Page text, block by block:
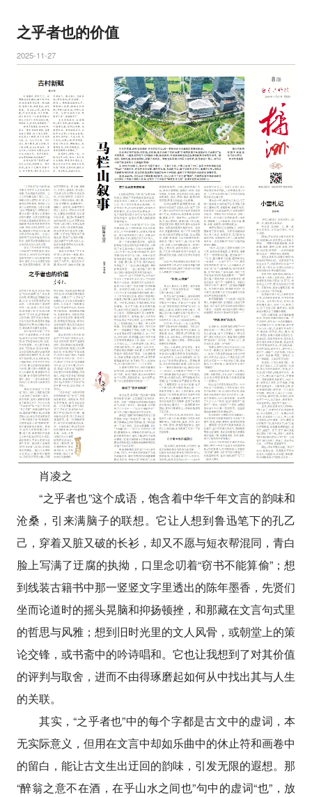
之乎者也的价值
2025-11-27
肖凌之
“之乎者也”这个成语，饱含着中华千年文言的韵味和
沧桑，引来满脑子的联想。它让人想到鲁迅笔下的孔乙
己，穿着又脏又破的长衫，却又不愿与短衣帮混同，青白
脸上写满了迂腐的执拗，口里念叨着“窃书不能算偷”；想
到线装古籍书中那一竖竖文字里透出的陈年墨香，先贤们
坐而论道时的摇头晃脑和抑扬顿挫，和那藏在文言句式里
的哲思与风雅；想到旧时光里的文人风骨，或朝堂上的策
论交锋，或书斋中的吟诗唱和。它也让我想到了对其价值
的评判与取舍，进而不由得琢磨起如何从中找出其与人生
的关联。
其实，“之乎者也”中的每个字都是古文中的虚词，本
无实际意义，但用在文言中却如乐曲中的休止符和画卷中
的留白，能让古文生出迂回的韵味，引发无限的遐想。那
“醉翁之意不在酒，在乎山水之间也”句中的虚词“也”，放